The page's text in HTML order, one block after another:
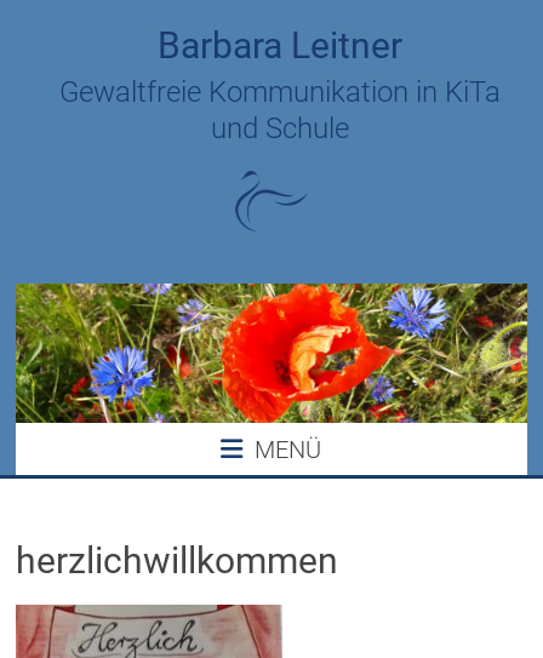
Barbara Leitner
Gewaltfreie Kommunikation in KiTa
und Schule
MENÜ
herzlichwillkommen